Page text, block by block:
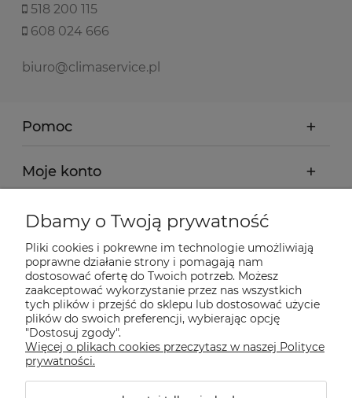
518 200 115
608 024 666
biuro@climaservice.pl
Pomoc
Moje konto
Płatności i dostawa
Informacje
O nas
Nasze sklepy Allegro
Dbamy o Twoją prywatność
Pliki cookies i pokrewne im technologie umożliwiają
poprawne działanie strony i pomagają nam
dostosować ofertę do Twoich potrzeb. Możesz
zaakceptować wykorzystanie przez nas wszystkich
tych plików i przejść do sklepu lub dostosować użycie
plików do swoich preferencji, wybierając opcję
"Dostosuj zgody".
Więcej o plikach cookies przeczytasz w naszej Polityce
prywatności.